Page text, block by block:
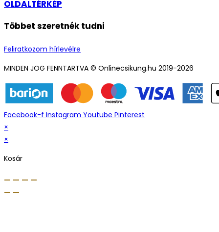
OLDALTÉRKÉP
Többet szeretnék tudni
Feliratkozom hírlevélre
MINDEN JOG FENNTARTVA © Onlinecsikung.hu 2019-2026
Facebook-f Instagram Youtube Pinterest
×
×
Kosár